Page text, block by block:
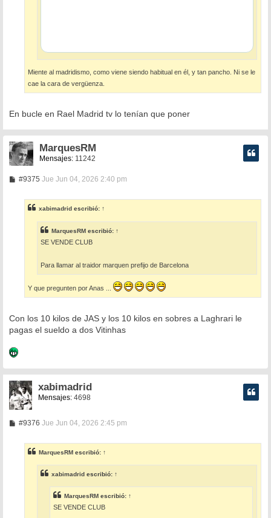
Miente al madridismo, como viene siendo habitual en él, y tan pancho. Ni se le
cae la cara de vergüenza.
En bucle en Rael Madrid tv lo tenían que poner
MarquesRM
Mensajes: 11242
#9375M
a
j
e
Jue Jun 04, 2026 2:40 pm
xabimadrid escribió: ↑
MarquesRM escribió: ↑
SE VENDE CLUB
Para llamar al traidor marquen prefijo de Barcelona
Y que pregunten por Anas ...
Con los 10 kilos de JAS y los 10 kilos en sobres a Laghrari le
pagas el sueldo a dos Vitinhas
xabimadrid
Mensajes:4698
#9376M
a
j
e
Jue Jun 04, 2026 2:45 pm
MarquesRM escribió: ↑
xabimadrid escribió: ↑
MarquesRM escribió: ↑
SE VENDE CLUB